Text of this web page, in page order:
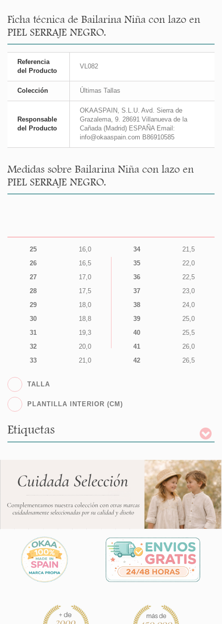
Ficha técnica de Bailarina Niña con lazo en
PIEL SERRAJE NEGRO.
Referencia
del Producto
VL082
Colección Últimas Tallas
Responsable
del Producto
OKAASPAIN, S.L.U. Avd. Sierra de
Grazalema, 9. 28691 Villanueva de la
Cañada (Madrid) ESPAÑA Email:
info@okaaspain.com B86910585
Medidas sobre Bailarina Niña con lazo en
PIEL SERRAJE NEGRO.
25
16,0
26
16,5
27
17,0
28
17,5
29
18,0
30
18,8
31
19,3
32
20,0
33
21,0
34
21,5
35
22,0
36
22,5
37
23,0
38
24,0
39
25,0
40
25,5
41
26,0
42
26,5
TALLA
PLANTILLA INTERIOR (CM)
Etiquetas